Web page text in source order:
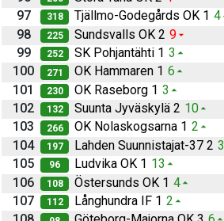
97
318 Tjällmo-Godegårds OK 1 4
98
225 Sundsvalls OK 2 9
99
252 SK Pohjantähti 1 3
100
271 OK Hammaren 1 6
101
230 OK Raseborg 1 3
102
132 Suunta Jyväskylä 2 10
103
266 OK Nolaskogsarna 1 2
104
197 Lahden Suunnistajat-37 2 3
105
96 Ludvika OK 1 13
106
108 Östersunds OK 1 4
107
112 Långhundra IF 1 2